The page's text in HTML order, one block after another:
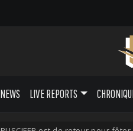
NEWS LIVE REPORTS